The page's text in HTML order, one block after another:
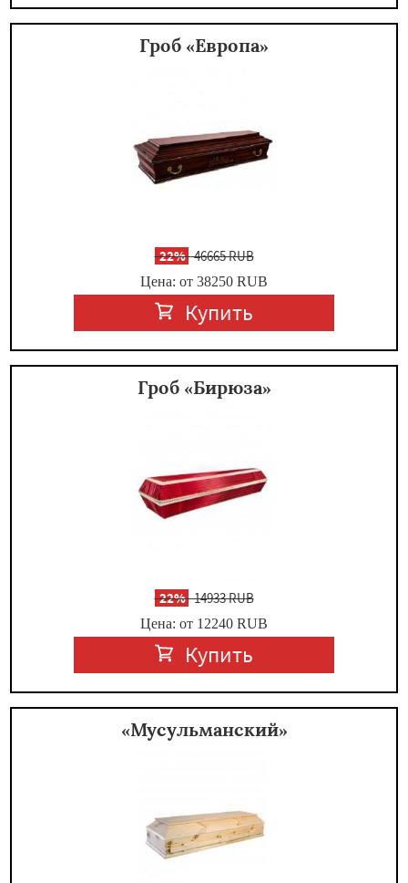
Гроб «Европа»
-22%46665 RUB
Цена: от 38250 RUB
Купить
Гроб «Бирюза»
-22%14933 RUB
Цена: от 12240 RUB
Купить
«Мусульманский»